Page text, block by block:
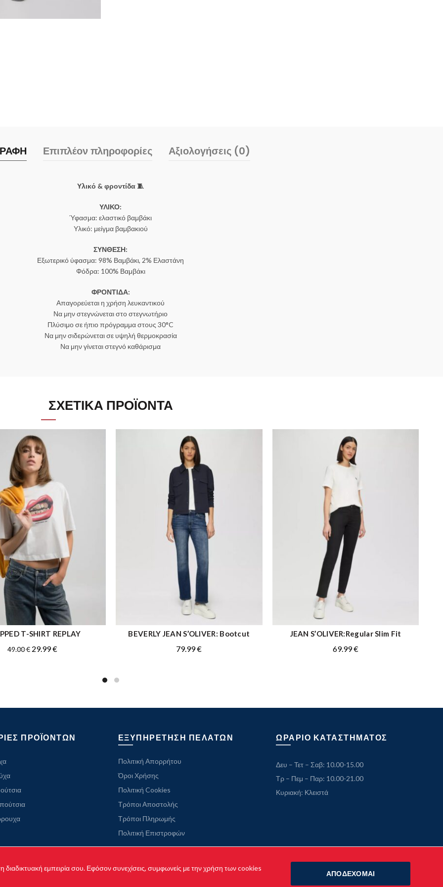
Επιπλέον πληροφορίες Αξιολογήσεις (0)
Υλικό & φροντίδα 🧵
ΥΛΙΚΟ:
Ύφασμα: ελαστικό βαμβάκι
Υλικό: μείγμα βαμβακιού
ΣΥΝΘΕΣΗ:
Εξωτερικό ύφασμα: 98% Βαμβάκι, 2% Ελαστάνη
Φόδρα: 100% Βαμβάκι
ΦΡΟΝΤΙΔΑ:
Απαγορεύεται η χρήση λευκαντικού
Να μην στεγνώνεται στο στεγνωτήριο
Πλύσιμο σε ήπιο πρόγραμμα στους 30°C
Να μην σιδερώνεται σε υψηλή θερμοκρασία
Να μην γίνεται στεγνό καθάρισμα
ΣΧΕΤΙΚΆ ΠΡΟΪΌΝΤΑ
ΑΓΟΡΑ
T-SHIRT REPLAY
49.00€ Original
29.99€Η
ΑΓΟΡΑ
BEVERLY JEAN S’OLIVER: Bootcut
79.99€
ΑΓΟΡΑ
JEAN S’OLIVER:Regular Slim Fit
69.99€
ΠΡΟΪΟΝΤΩΝ ΕΞΥΠΗΡΕΤΗΣΗ ΠΕΛΑΤΩΝ
Πολιτική Απορρήτου
Όροι Χρήσης
Πολιτική Cookies
Τρόποι Αποστολής
Τρόποι Πληρωμής
Πολιτική Επιστροφών
ΩΡΑΡΙΟ ΚΑΤΑΣΤΗΜΑΤΟΣ
Δευ – Τετ – Σαβ: 10.00-15.00
Τρ – Πεμ – Παρ: 10.00-21.00
Κυριακή: Κλειστά
διαδικτυακή εμπειρία σου. Εφόσον συνεχίσεις, συμφωνείς με την χρήση των cookies
ΑΠΟΔΕΧΟΜΑΙ